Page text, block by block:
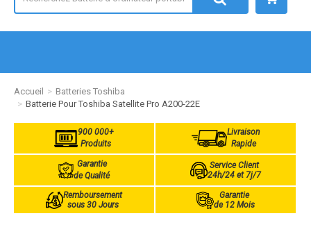
Accueil
Batteries Toshiba
Batterie Pour Toshiba Satellite Pro A200-22E
900 000+
Produits
Livraison
Rapide
Garantie
de Qualité
Service Client
24h/24 et 7j/7
Remboursement
sous 30 Jours
Garantie
de 12 Mois